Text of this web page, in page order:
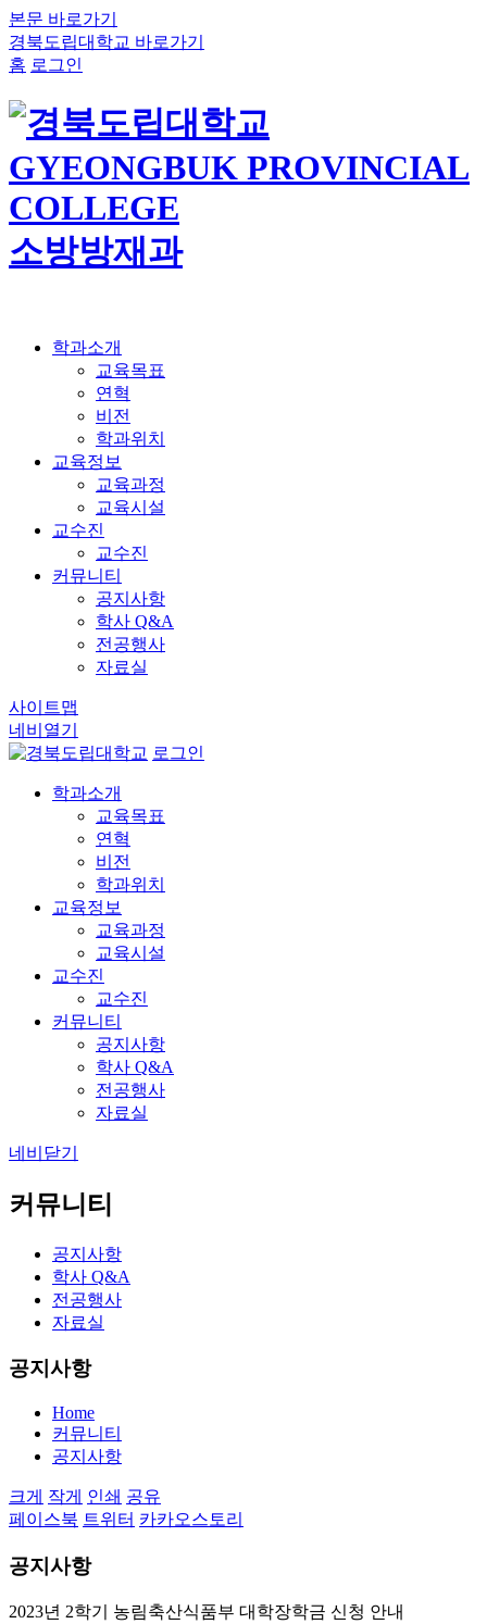
본문 바로가기
경북도립대학교 바로가기
홈 로그인
소방방재과
학과소개
교육목표
연혁
비전
학과위치
교육정보
교육과정
교육시설
교수진
교수진
커뮤니티
공지사항
학사 Q&A
전공행사
자료실
사이트맵
네비열기
로그인
학과소개
교육목표
연혁
비전
학과위치
교육정보
교육과정
교육시설
교수진
교수진
커뮤니티
공지사항
학사 Q&A
전공행사
자료실
네비닫기
커뮤니티
공지사항
학사 Q&A
전공행사
자료실
공지사항
Home
커뮤니티
공지사항
크게 작게 인쇄 공유
페이스북 트위터 카카오스토리
공지사항
2023년 2학기 농림축산식품부 대학장학금 신청 안내